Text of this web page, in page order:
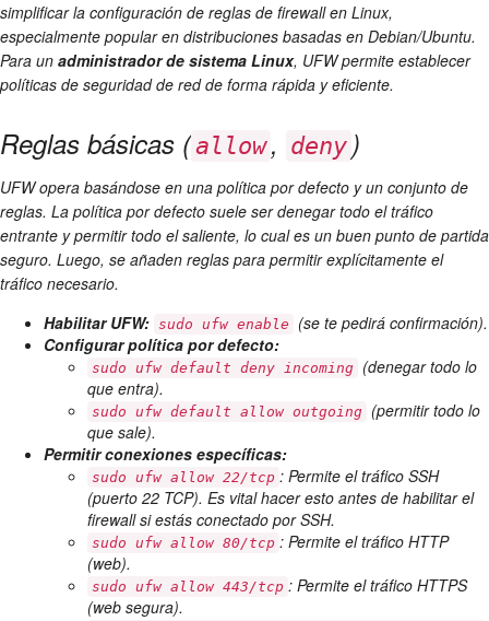
simplificar la configuración de reglas de firewall en Linux,
especialmente popular en distribuciones basadas en Debian/Ubuntu.
Para un administrador de sistema Linux, UFW permite establecer
políticas de seguridad de red de forma rápida y eficiente.
Reglas básicas (allow , deny )
UFW opera basándose en una política por defecto y un conjunto de
reglas. La política por defecto suele ser denegar todo el tráfico
entrante y permitir todo el saliente, lo cual es un buen punto de partida
seguro. Luego, se añaden reglas para permitir explícitamente el
tráfico necesario.
Habilitar UFW: sudo ufw enable
(se te pedirá confirmación).
Configurar política por defecto:
sudo ufw default deny incoming (denegar todo lo
que entra).
sudo ufw default allow outgoing (permitir todo lo
que sale).
Permitir conexiones específicas:
sudo ufw allow 22/tcp : Permite el tráfico SSH
(puerto 22 TCP). Es vital hacer esto antes de habilitar el
firewall si estás conectado por SSH.
sudo ufw allow 80/tcp : Permite el tráfico HTTP
(web).
sudo ufw allow 443/tcp : Permite el tráfico HTTPS
(web segura).